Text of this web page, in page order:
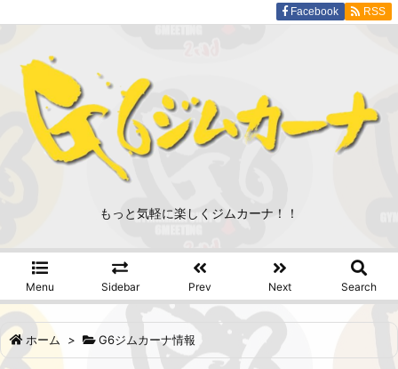
もっと気軽に楽しくジムカーナ！！
Menu Sidebar Prev Next Search
Facebook RSS
ホーム > G6ジムカーナ情報